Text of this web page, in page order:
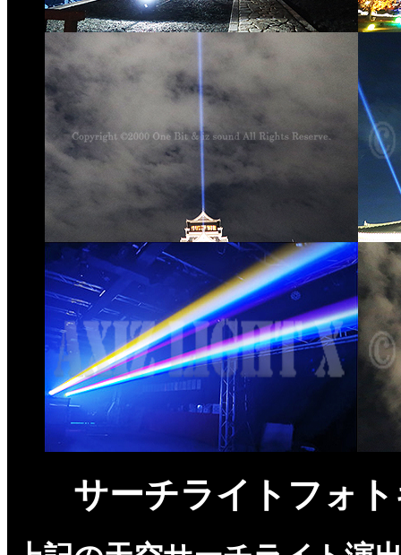
サーチライトフォ